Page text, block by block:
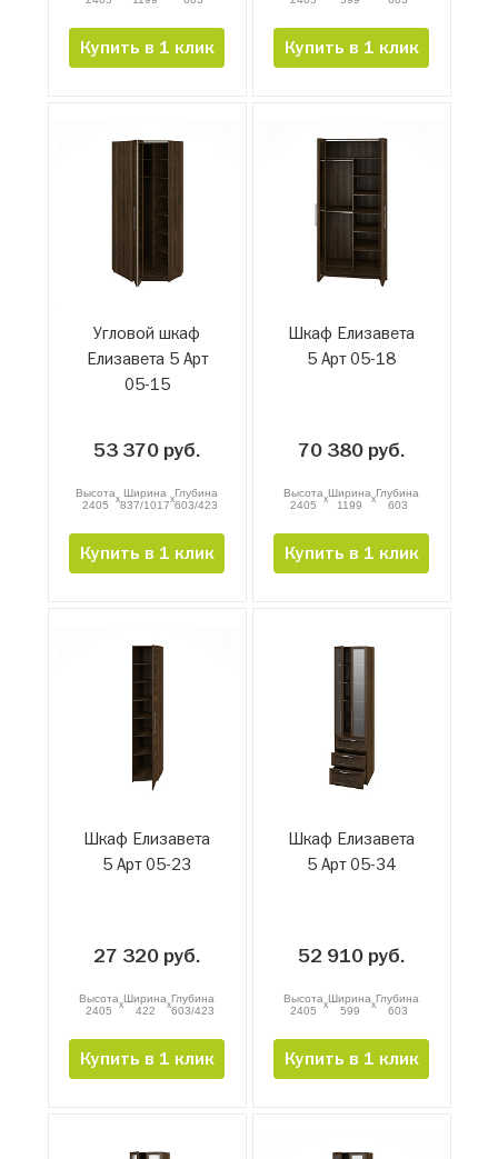
Купить в 1 клик Купить в 1 клик
Угловой шкаф
Елизавета 5 Арт
05-15
53 370 руб.
Высота
2405
x Ширина
837/1017xГлубина
603/423
Купить в 1 клик
Шкаф Елизавета
5 Арт 05-18
70 380 руб.
Высота
2405
xШирина
1199
xГлубина
603
Купить в 1 клик
Шкаф Елизавета
5 Арт 05-23
27 320 руб.
Высота
2405
xШирина
422
xГлубина
603/423
Купить в 1 клик
Шкаф Елизавета
5 Арт 05-34
52 910 руб.
Высота
2405
xШирина
599
xГлубина
603
Купить в 1 клик